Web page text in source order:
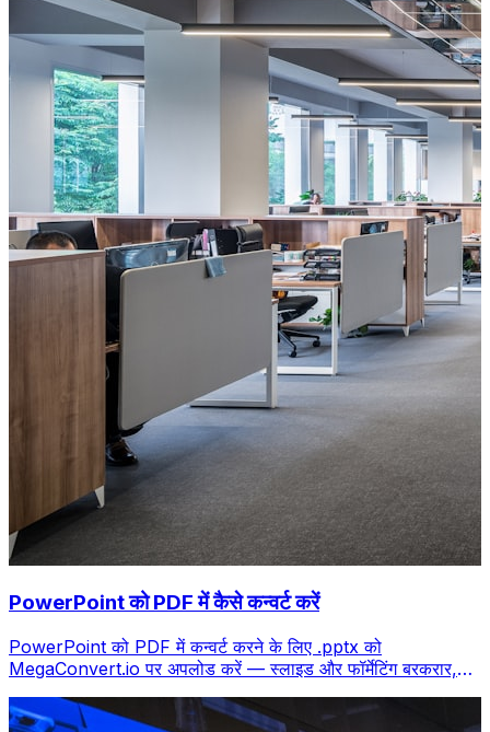
PowerPoint को PDF में कैसे कन्वर्ट करें
PowerPoint को PDF में कन्वर्ट करने के लिए .pptx को
MegaConvert.io पर अपलोड करें — स्लाइड और फॉर्मेटिंग बरकरार,